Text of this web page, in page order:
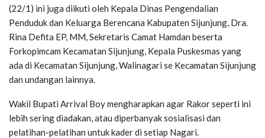
(22/1) ini juga diikuti oleh Kepala Dinas Pengendalian
Penduduk dan Keluarga Berencana Kabupaten Sijunjung, Dra.
Rina Defita EP, MM, Sekretaris Camat Hamdan beserta
Forkopimcam Kecamatan Sijunjung, Kepala Puskesmas yang
ada di Kecamatan Sijunjung, Walinagari se Kecamatan Sijunjung
dan undangan lainnya.
Wakil Bupati Arrival Boy mengharapkan agar Rakor seperti ini
lebih sering diadakan, atau diperbanyak sosialisasi dan
pelatihan-pelatihan untuk kader di setiap Nagari.